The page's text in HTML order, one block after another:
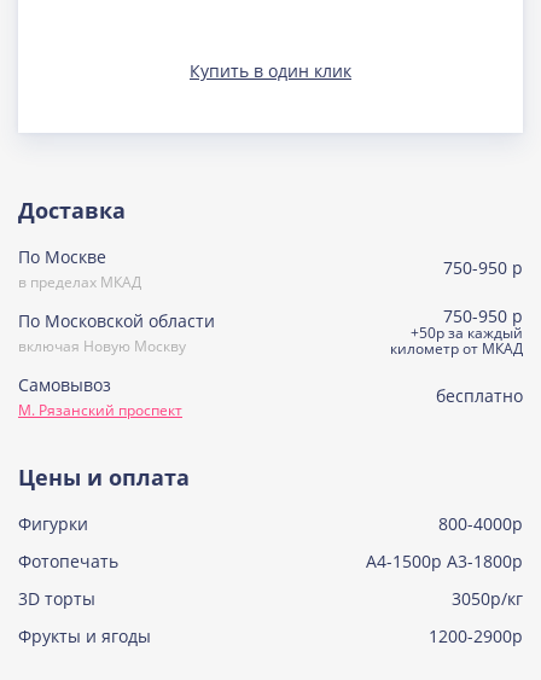
Узнать подробнее о начинке
(постная)
Сметанная
Узнать подробнее о начинке
Узнать подробнее о начинке
Купить в один клик
Доставка
По Москве
в пределах МКАД
750-950 р
По Московской области
включая Новую Москву
750-950 р
+50р за каждый
километр от МКАД
Самовывоз
М. Рязанский проспект
бесплатно
Цены и оплата
Фигурки
800-4000р
Фотопечать
А4-1500р А3-1800р
3D торты
3050р/кг
Фрукты и ягоды
1200-2900р